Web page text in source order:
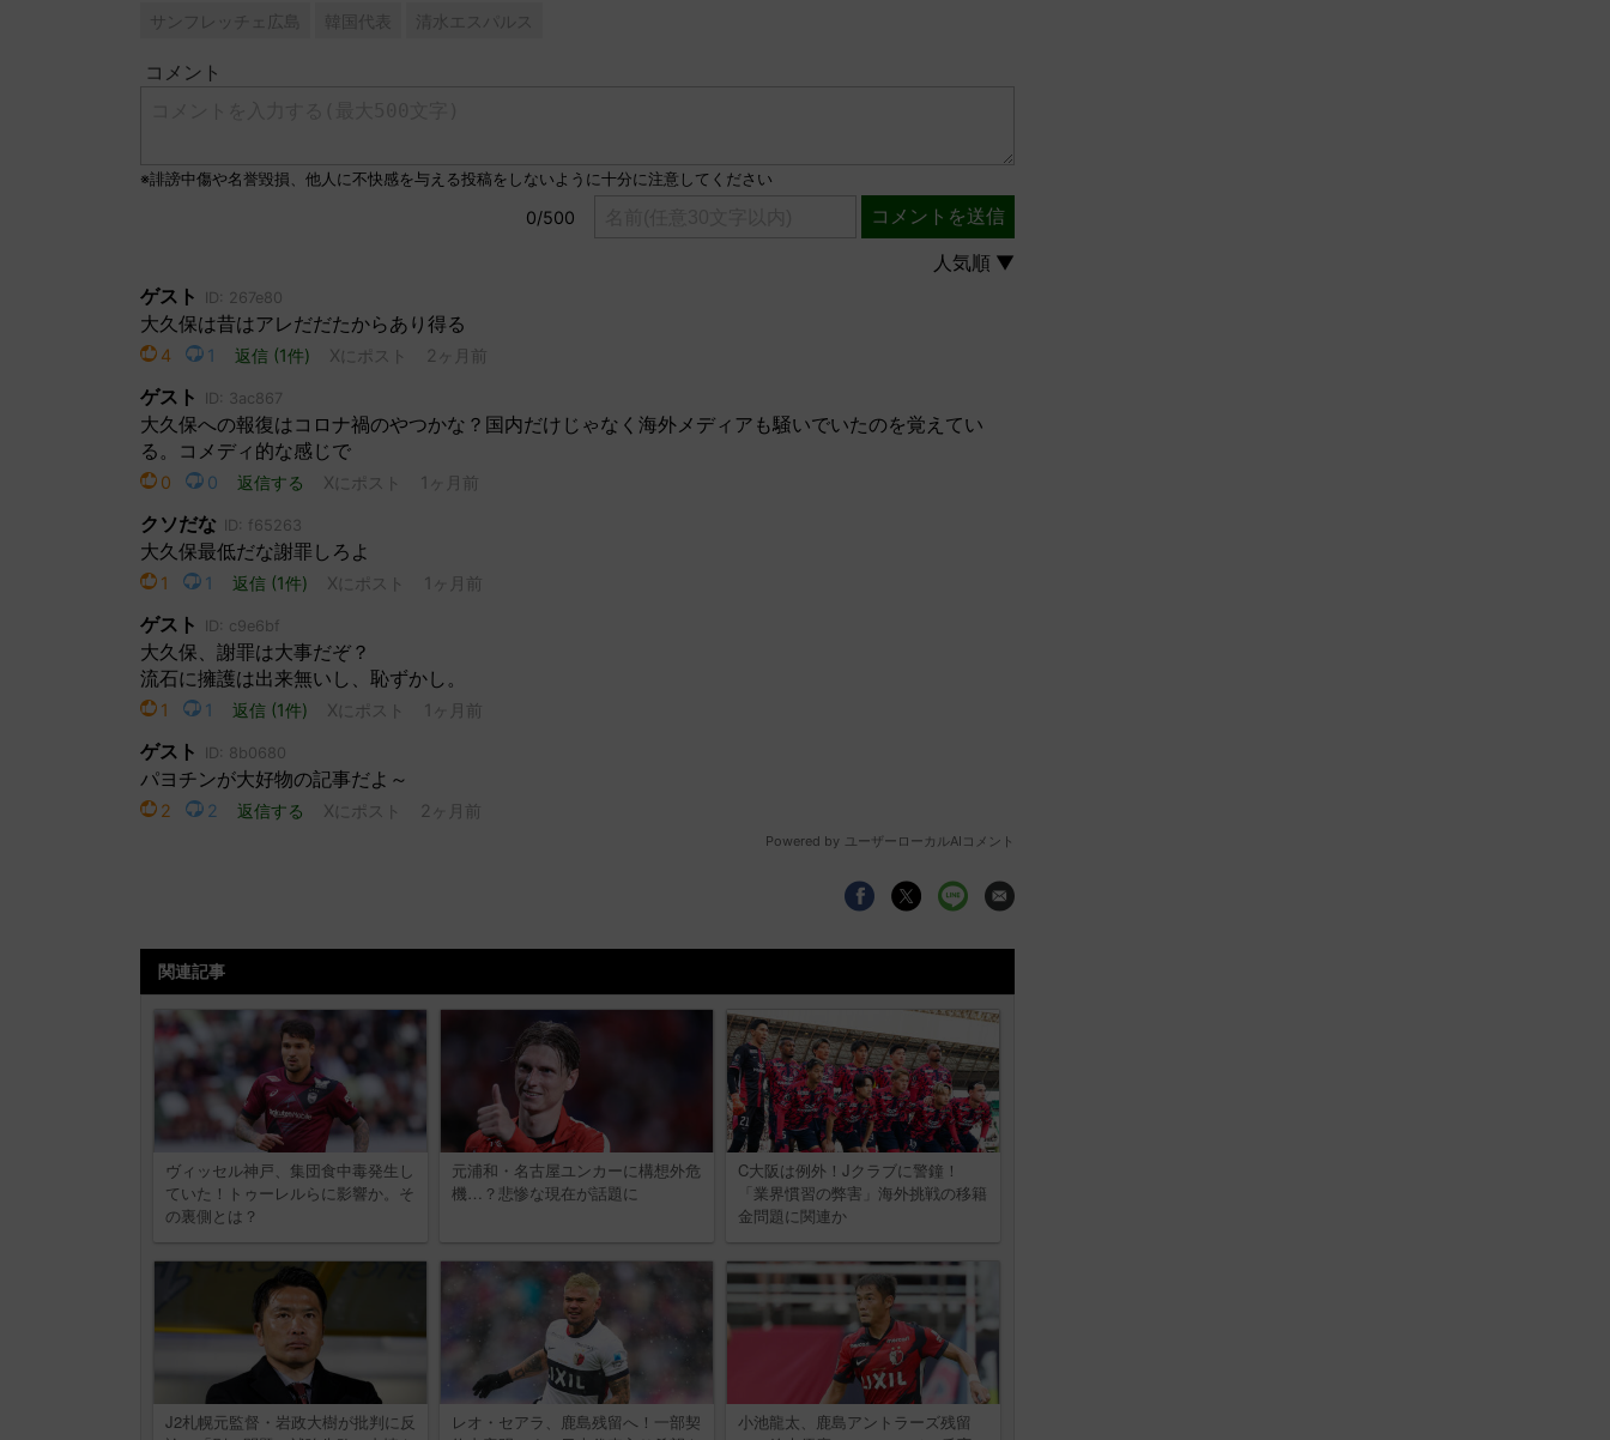
サンフレッチェ広島
韓国代表 清水エスパルス
関連記事
ヴィッセル神戸、集団食中毒発生し
ていた！トゥーレルらに影響か。そ
の裏側とは？
元浦和・名古屋ユンカーに構想外危
機…？悲惨な現在が話題に
C大阪は例外！Jクラブに警鐘！
「業界慣習の弊害」海外挑戦の移籍
金問題に関連か
J2札幌元監督・岩政大樹が批判に反
レオ・セアラ、鹿島残留へ！一部契
小池龍太、鹿島アントラーズ残留